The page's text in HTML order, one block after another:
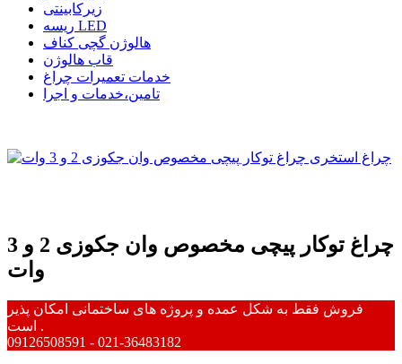
زیرکابینتی
ریسه LED
هالوژن گچی کناف
قاب هالوژن
خدمات تعمیرات چراغ
تامین،خدمات و اجرا
چراغ توکار پیچی مخصوص وان جکوزی 2 و 3
وات
فروش فقط به شکل عمده و پروژه های ساختمانی امکان پذیر
است .
09126508591 - 021-36483182